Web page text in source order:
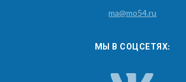
ma@mo54.ru
МЫ В СОЦСЕТЯХ: